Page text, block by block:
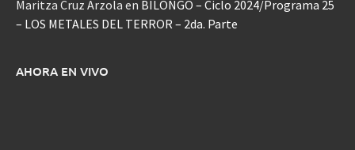
Maritza Cruz Arzola en BILONGO – Ciclo 2024/Programa 25
– LOS METALES DEL TERROR – 2da. Parte
AHORA EN VIVO